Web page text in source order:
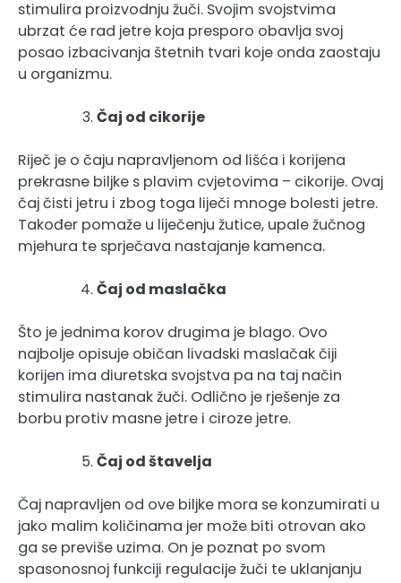
stimulira proizvodnju žuči. Svojim svojstvima
ubrzat će rad jetre koja presporo obavlja svoj
posao izbacivanja štetnih tvari koje onda zaostaju
u organizmu.
Čaj od cikorije
Riječ je o čaju napravljenom od lišća i korijena
prekrasne biljke s plavim cvjetovima – cikorije. Ovaj
čaj čisti jetru i zbog toga liječi mnoge bolesti jetre.
Također pomaže u liječenju žutice, upale žučnog
mjehura te sprječava nastajanje kamenca.
Čaj od maslačka
Što je jednima korov drugima je blago. Ovo
najbolje opisuje običan livadski maslačak čiji
korijen ima diuretska svojstva pa na taj način
stimulira nastanak žuči. Odlično je rješenje za
borbu protiv masne jetre i ciroze jetre.
Čaj od štavelja
Čaj napravljen od ove biljke mora se konzumirati u
jako malim količinama jer može biti otrovan ako
ga se previše uzima. On je poznat po svom
spasonosnoj funkciji regulacije žuči te uklanjanju